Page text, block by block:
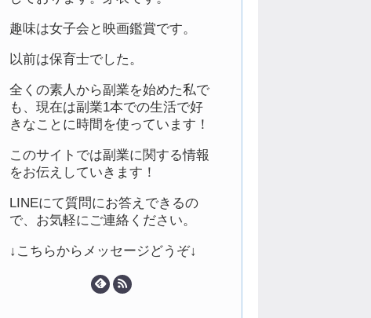
趣味は女子会と映画鑑賞です。
以前は保育士でした。
全くの素人から副業を始めた私で
も、現在は副業1本での生活で好
きなことに時間を使っています！
このサイトでは副業に関する情報
をお伝えしていきます！
LINEにて質問にお答えできるの
で、お気軽にご連絡ください。
↓こちらからメッセージどうぞ↓